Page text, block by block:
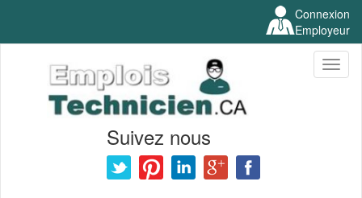
Connexion
Employeur
Suivez nous